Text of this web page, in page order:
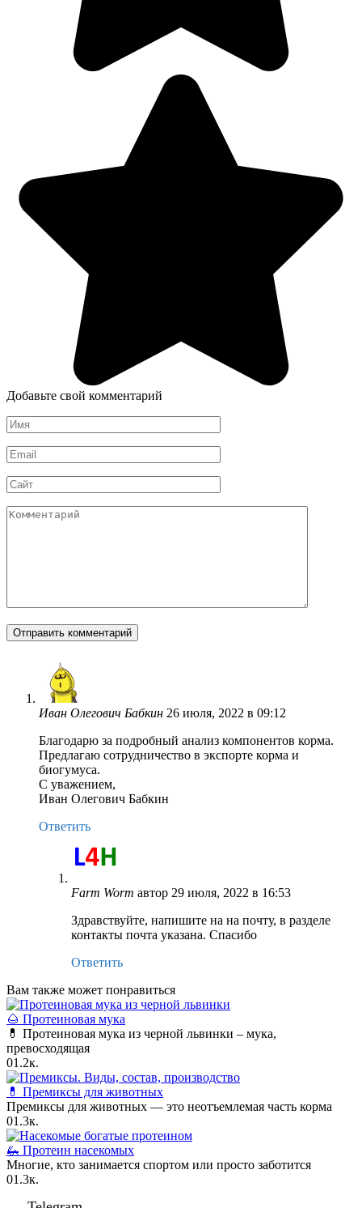
Добавьте свой комментарий
Имя
*
Email
*
Сайт
Комментарий
Иван Олегович Бабкин 26 июля, 2022 в 09:12
Благодарю за подробный анализ компонентов корма.
Предлагаю сотрудничество в экспорте корма и
биогумуса.
С уважением,
Иван Олегович Бабкин
Ответить
Farm Worm автор 29 июля, 2022 в 16:53
Здравствуйте, напишите на на почту, в разделе
контакты почта указана. Спасибо
Ответить
Вам также может понравиться
🌰 Протеиновая мука
💊 Протеиновая мука из черной львинки – мука,
превосходящая
01.2к.
💊 Премиксы для животных
Премиксы для животных — это неотъемлемая часть корма
01.3к.
🦗 Протеин насекомых
Многие, кто занимается спортом или просто заботится
01.3к.